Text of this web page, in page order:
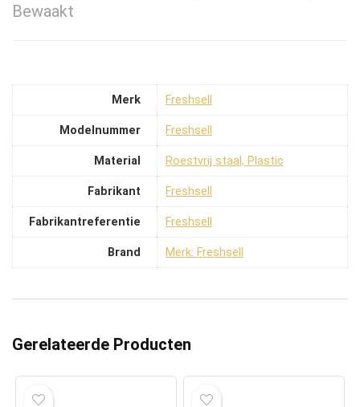
Bewaakt
Merk ‎Freshsell
Modelnummer ‎Freshsell
Material ‎Roestvrij staal, Plastic
Fabrikant ‎Freshsell
Fabrikantreferentie ‎Freshsell
Brand Merk: Freshsell
Gerelateerde Producten